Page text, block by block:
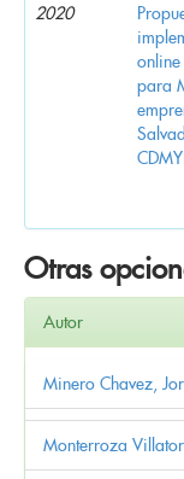
2020
para
Otras
Autor
Minero Chavez,
Monterroza